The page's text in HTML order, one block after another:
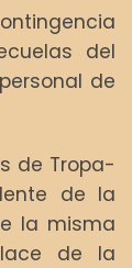
del
de
de Tropa-
de la
la misma
de la